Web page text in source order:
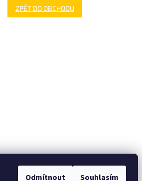
Odmítnout Souhlasím
ZPĚT DO OBCHODU